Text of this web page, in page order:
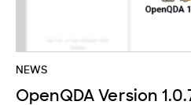
NEWS
OpenQDA Version